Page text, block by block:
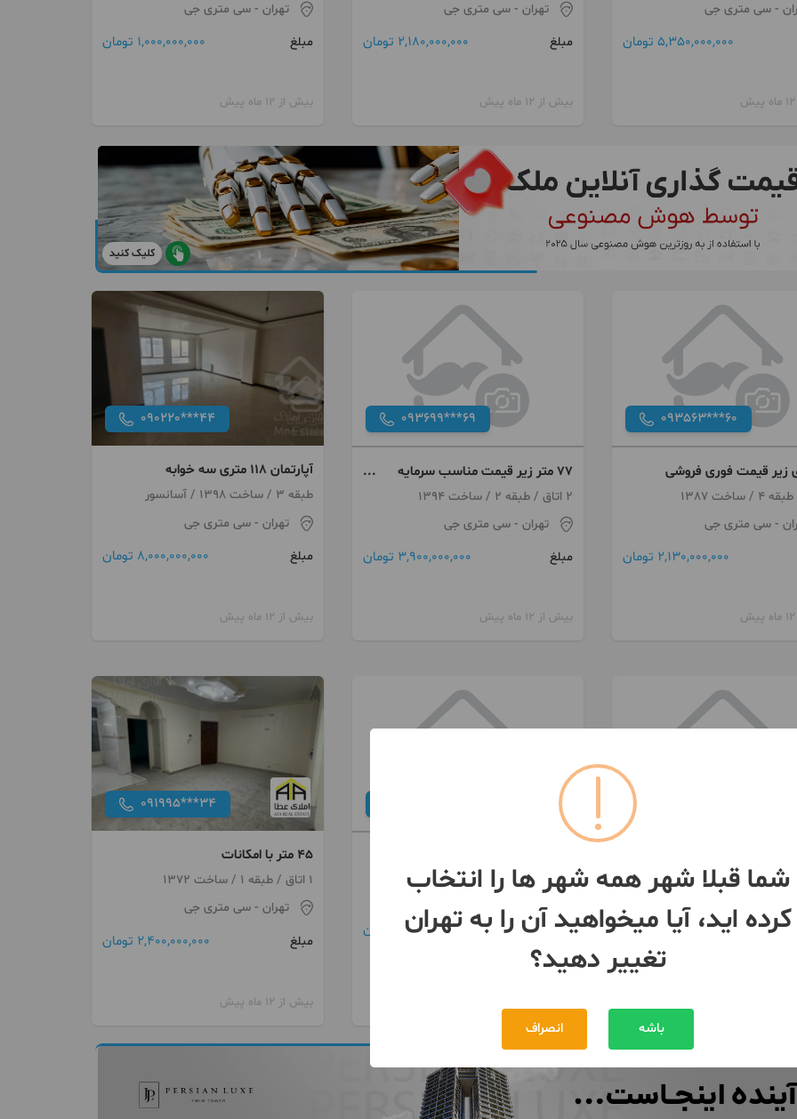
- سی متری جی
5,350,000,000 تومان
سبحانی
تهران- سی متری جی
مبلغ
2,180,000,000 تومان
بیش از 12 ماه پیش
تهران - سی متری جی
مبلغ
1,000,000,000 تومان
بیش از 12 ماه پیش
کلیک کنید
093563***60
- سی متری جی
2,130,000,000 تومان
093699***69
۷۷ متر زیر قیمت مناسب سرمایه
گذاری/سی متری جی
2 اتاق / طبقه 2 / ساخت 1394
تهران- سی متری جی
مبلغ
3,900,000,000 تومان
بیش از 12 ماه پیش
090220***44
آپارتمان ۱۱۸ متری سه خوابه
طبقه 3 / ساخت 1398 / آسانسور
تهران - سی متری جی
مبلغ
8,000,000,000 تومان
بیش از 12 ماه پیش
خور
- سی متری جی
تهران- سی متری جی
مبلغ 2,600,000,000 تومان
091995***34
۴۵ متر با امکانات
1 اتاق / طبقه 1 / ساخت 1372
تهران - سی متری جی
مبلغ
2,400,000,000 تومان
بیش از 12 ماه پیش
شما قبلا شهر همه شهر ها را انتخاب
کرده اید، آیا میخواهید آن را به تهران
تغییر دهید؟
باشه انصراف